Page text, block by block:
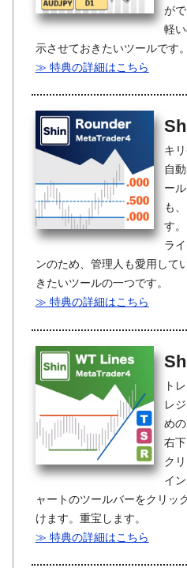
が
軽
示させておきたいツールです
≫ 特典の詳細はこちら
キ
自
ー
も
す
ラ
ンのため、管理人も愛用して
きたいツールの一つです。
≫ 特典の詳細はこちら
ト
レ
め
右
ク
イ
ャートのツールバーをクリッ
けます。重宝します。
≫ 特典の詳細はこちら